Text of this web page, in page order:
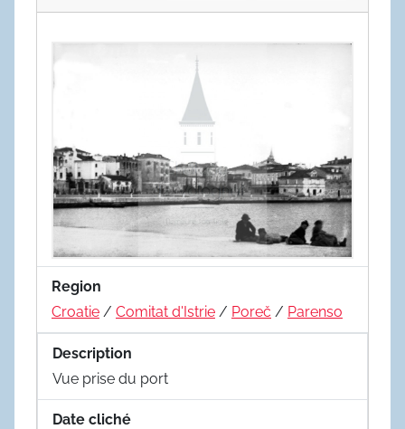
Region
Croatie / Comitat d'Istrie / Poreč / Parenso
Description
Vue prise du port
Date cliché